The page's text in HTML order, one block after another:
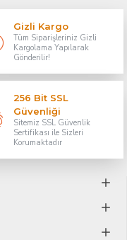
Gizli Kargo
Tüm Siparişleriniz Gizli
Kargolama Yapılarak
Gönderilir!
256 Bit SSL
Güvenliği
Sitemiz SSL Güvenlik
Sertifikası ile Sizleri
Korumaktadır